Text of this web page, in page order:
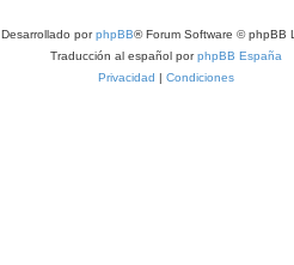
Desarrollado porphpBB® Forum Software © phpBB
Traducción al español porphpBB España
Privacidad | Condiciones